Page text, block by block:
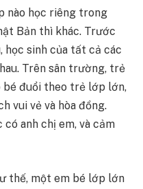
nào học riêng trong
Bản thì khác. Trước
học sinh của tất cả các
Trên sân trường, trẻ
đuổi theo trẻ lớp lớn,
vui vẻ và hòa đồng.
anh chị em, và cảm
thế, một em bé lớp lớn